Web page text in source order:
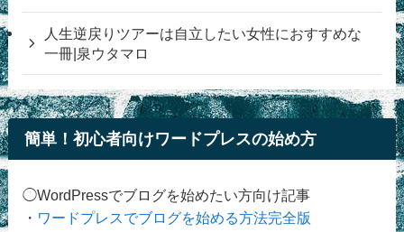
人生逆戻りツアーは自立したい女性におすすめな
一冊|泉ウタマロ
簡単！初心者向けワードプレスの始め方
◯WordPressでブログを始めたい方向け記事
・ ワードプレスでブログを始める方法完全版